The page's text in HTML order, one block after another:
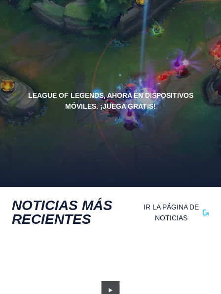
LEAGUE OF LEGENDS, AHORA EN DISPOSITIVOS
MÓVILES. ¡JUEGA GRATIS!
NOTICIAS MÁS
RECIENTES
IR LA PÁGINA DE
NOTICIAS